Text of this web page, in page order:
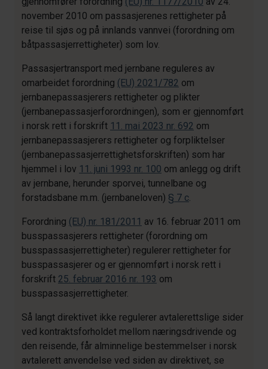
november 2010 om passasjerenes rettigheter på
reise til sjøs og på innlands vannvei (forordning om
båtpassasjerrettigheter) som lov.
Passasjertransport med jernbane reguleres av
omarbeidet forordning (EU) 2021/782 om
jernbanepassasjerers rettigheter og plikter
(jernbanepassasjerforordningen), som er gjennomført
i norsk rett i forskrift 11. mai 2023 nr. 692 om
jernbanepassasjerers rettigheter og forpliktelser
(jernbanepassasjerrettighetsforskriften) som har
hjemmel i lov 11. juni 1993 nr. 100 om anlegg og drift
av jernbane, herunder sporvei, tunnelbane og
forstadsbane m.m. (jernbaneloven) § 7 c.
Forordning (EU) nr. 181/2011 av 16. februar 2011 om
busspassasjerers rettigheter (forordning om
busspassasjerrettigheter) regulerer rettigheter for
busspassasjerer og er gjennomført i norsk rett i
forskrift 25. februar 2016 nr. 193 om
busspassasjerrettigheter.
Så langt direktivet ikke regulerer avtalerettslige sider
ved kontraktsforholdet mellom næringsdrivende og
den reisende, får alminnelige bestemmelser i norsk
avtalerett anvendelse ved siden av direktivet, se